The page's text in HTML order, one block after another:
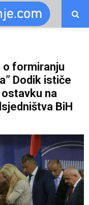
o formiranju
Dodik ističe
na
BiH